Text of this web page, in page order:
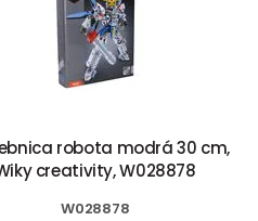
robota modrá 30 cm,
creativity, W028878
W028878